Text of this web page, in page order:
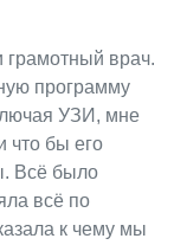
врач.
программу
УЗИ, мне
что бы его
Всё было
всё по
к чему мы